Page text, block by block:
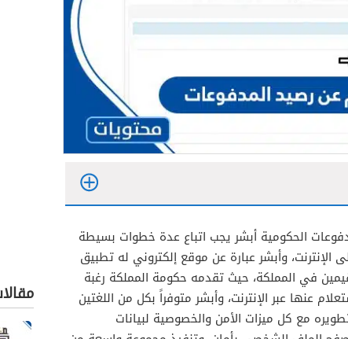
العودة
الحكومية أبشر يجب اتباع عدة خطوات بسيطة
الإنترنت، وأبشر عبارة عن موقع إلكتروني له تطبيق
في المملكة، حيث تقدمه حكومة المملكة رغبة
عنها عبر الإنترنت، وأبشر متوفراً بكل من اللغتين
مع كل ميزات الأمن والخصوصية لبيانات